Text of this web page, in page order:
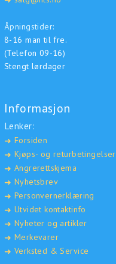
Åpningstider:
8-16 man til fre.
(Telefon 09-16)
Stengt lørdager
Informasjon
Lenker:
➜ Forsiden
➜ Kjøps- og returbetingelser
➜ Angrerettskjema
➜ Nyhetsbrev
➜ Personvernerklæring
➜ Utvidet kontaktinfo
➜ Nyheter og artikler
➜ Merkevarer
➜ Verksted & Service